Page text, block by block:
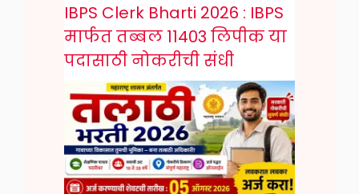
IBPS Clerk Bharti 2026 : IBPS
मार्फत तब्बल 11403 लिपीक या
पदासाठी नोकरीची संधी